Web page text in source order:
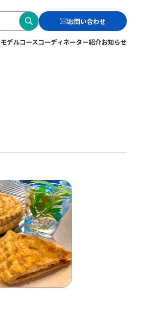
検
索
す
お問い合わせ
モデルコースコーディネーター紹介お知らせ